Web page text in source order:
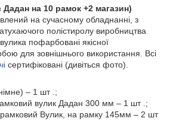
на 10 рамок +2 магазин)
на сучасному обладнанні, з
полістиролу виробництва
пофарбовані якісної
для зовнішнього використання. Всі
сертифіковані (дивіться фото).
– 1 шт .;
вулик Дадан 300 мм – 1 шт .;
Вулик, на рамку 145мм – 2 шт